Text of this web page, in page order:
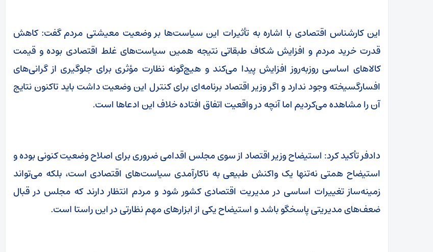
این کارشناس اقتصادی با اشاره به تأثیرات این سیاست‌ها بر وضعیت معیشتی مردم گفت: کاهش
قدرت خرید مردم و افزایش شکاف طبقاتی نتیجه همین سیاست‌های غلط اقتصادی بوده و قیمت
کالاهای اساسی روزبه‌روز افزایش پیدا می‌کند و هیچ‌گونه نظارت مؤثری برای جلوگیری از گرانی‌های
افسارگسیخته وجود ندارد و اگر وزیر اقتصاد برنامه‌ای برای کنترل این وضعیت داشت باید تاکنون نتایج
آن را مشاهده می‌کردیم اما آنچه در واقعیت اتفاق افتاده خلاف این ادعاها است.
دادفر تأکید کرد: استیضاح وزیر اقتصاد از سوی مجلس اقدامی ضروری برای اصلاح وضعیت کنونی بوده و
استیضاح همتی نه‌تنها یک واکنش طبیعی به ناکارآمدی سیاست‌های اقتصادی است، بلکه می‌تواند
زمینه‌ساز تغییرات اساسی در مدیریت اقتصادی کشور شود و مردم انتظار دارند که مجلس در قبال
ضعف‌های مدیریتی پاسخگو باشد و استیضاح یکی از ابزارهای مهم نظارتی در این راستا است.